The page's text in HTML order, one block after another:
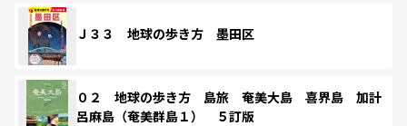
Ｊ３３ 地球の歩き方 墨田区
０２ 地球の歩き方 島旅 奄美大島 喜界島 加計
呂麻島（奄美群島１） ５訂版